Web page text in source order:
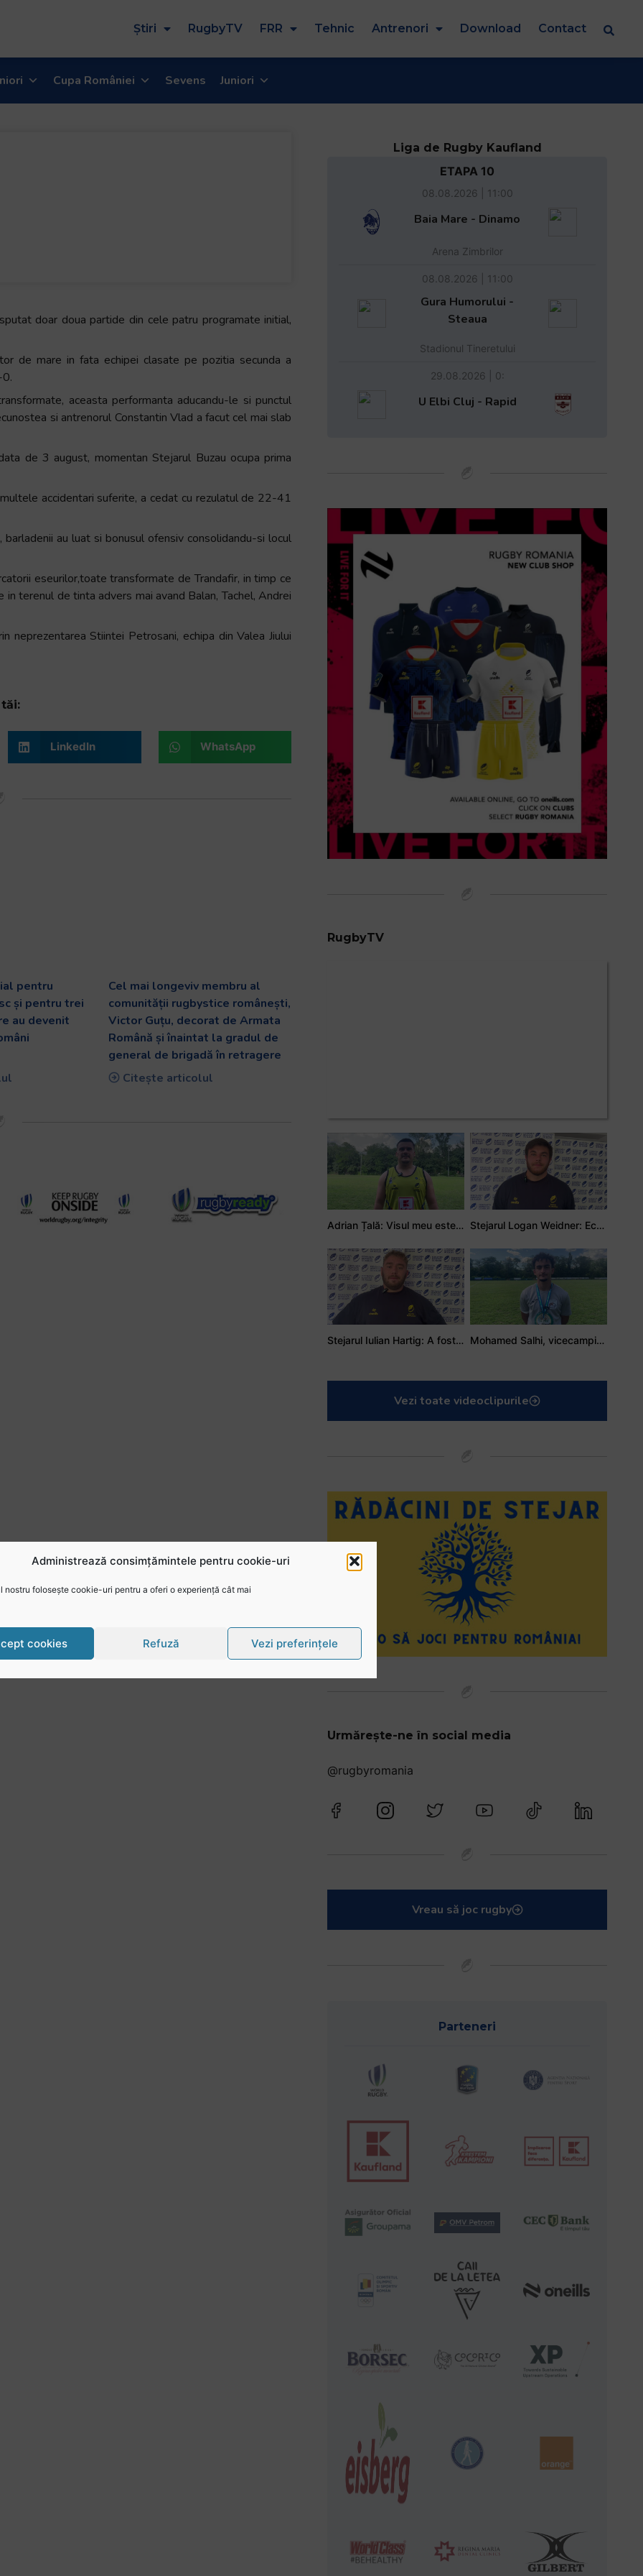
Administrează consimțămintele pentru cookie-uri
nostru folosește cookie-uri pentru a oferi o experiență cât mai
cookies Refuză Vezi preferințele
Știri RugbyTV FRR Tehnic Antrenori Download Contact
Cupa României Sevens Juniori
doar doua partide din cele patru programate initial,
de mare in fata echipei clasate pe pozitia secunda a
aceasta performanta aducandu-le si punctul
si antrenorul Constantin Vlad a facut cel mai slab
de 3 august, momentan Stejarul Buzau ocupa prima
accidentari suferite, a cedat cu rezulatul de 22-41
au luat si bonusul ofensiv consolidandu-si locul
eseurilor,toate transformate de Trandafir, in timp ce
terenul de tinta advers mai avand Balan, Tachel, Andrei
Stiintei Petrosani, echipa din Valea Jiului
LinkedIn WhatsApp
pentru
și pentru trei
au devenit
Cel mai longeviv membru al
comunității rugbystice românești,
Victor Guțu, decorat de Armata
Română și înaintat la gradul de
general de brigadă în retragere
Citește articolul
Liga de Rugby Kaufland
ETAPA 10
08.08.2026 | 11:00
Baia Mare - Dinamo
Arena Zimbrilor
08.08.2026 | 11:00
Gura Humorului -
Steaua
Stadionul Tineretului
29.08.2026 | 0:
U Elbi Cluj - Rapid
RugbyTV
Adrian Țală: Visul meu este să debutez pentru România Stejarul Logan Weidner: Echipa a muncit mult, iar asta se va vedea în meciurile de la Nations Cup
Stejarul Iulian Hartig: A fost un turneu care a unit mai mult echipa Mohamed Salhi, vicecampion național juniori I: Rugby-ul te învață să accepți și înfrângerile
Vezi toate videoclipurile
Urmărește-ne în social media
@rugbyromania
Vreau să joc rugby
Parteneri